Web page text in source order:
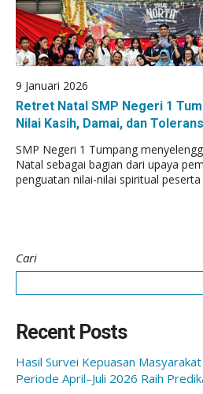
9 Januari 2026
Retret Natal SMP Negeri 1
Nilai Kasih, Damai, dan
SMP Negeri 1 Tumpang
Natal sebagai bagian dari upaya
penguatan nilai-nilai spiritual peserta
Cari
Recent Posts
Hasil Survei Kepuasan
Periode April–Juli 2026 Raih